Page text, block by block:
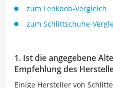
zum Lenkbob-Vergleich
zum Schlittschuhe-
1. Ist die angegebene
Empfehlung des
Einige Hersteller von